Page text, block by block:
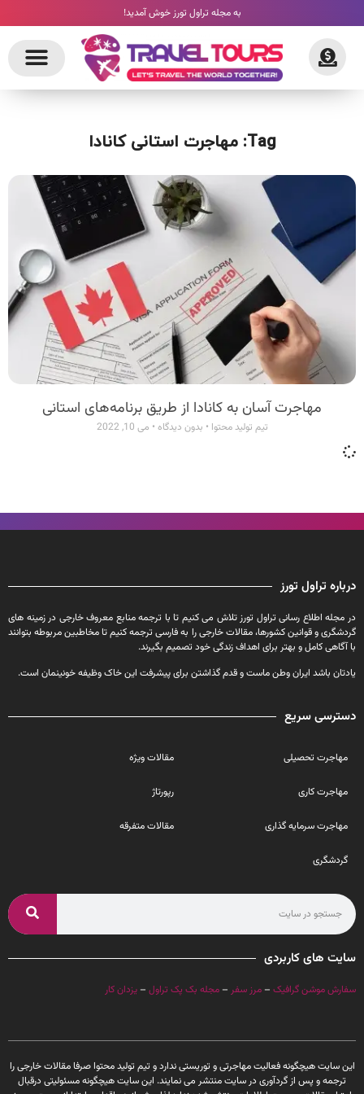
به مجله تراول تورز خوش آمدید!
Tag: مهاجرت استانی کانادا
مهاجرت آسان به کانادا از طریق برنامه‌‌های استانی
تیم تولید محتوا بدون دیدگاه می 10, 2022
درباره تراول تورز
در مجله اطلاع رسانی تراول تورز تلاش می کنیم تا با ترجمه منابع معروف خارجی در زمینه های
گردشگری و قوانین کشورها، مقالات خارجی را به فارسی ترجمه کنیم تا مخاطبین مربوطه بتوانند
با آگاهی کامل و بهتر برای اهداف زندگی خود تصمیم بگیرند.
یادتان باشد ایران وطن ماست و قدم گذاشتن برای پیشرفت این خاک وظیفه خونینمان است.
دسترسی سریع
مهاجرت تحصیلی
مهاجرت کاری
مهاجرت سرمایه گذاری
گردشگری
مقالات ویژه
رپورتاژ
مقالات متفرقه
سایت های کاربردی
سفارش موشن گرافیک – مرز سفر – مجله بک پک تراول – یزدان کار
این سایت هیچگونه فعالیت مهاجرتی و توریستی ندارد و تیم تولید محتوا صرفا مقالات خارجی را
ترجمه و پس از گردآوری در سایت منتشر می نمایند. این سایت هیچگونه مسئولیتی درقبال